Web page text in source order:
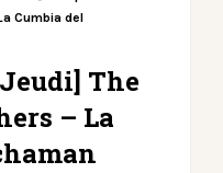
Cumbia del
The
– La